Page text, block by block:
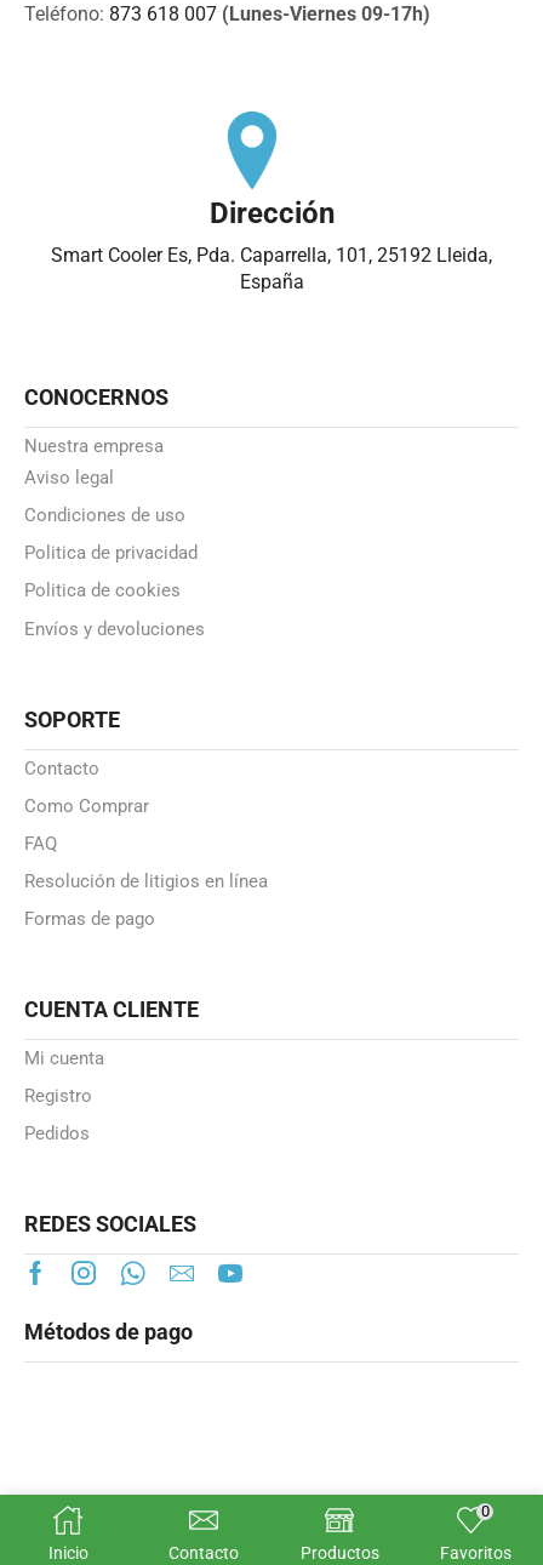
Inicio Contacto Productos
0
Favoritos
Teléfono: 873 618 007 (Lunes-Viernes 09-17h)
Dirección
Smart Cooler Es, Pda. Caparrella, 101, 25192 Lleida,
España
CONOCERNOS
Nuestra empresa
Aviso legal
Condiciones de uso
Politica de privacidad
Politica de cookies
Envíos y devoluciones
SOPORTE
Contacto
Como Comprar
FAQ
Resolución de litigios en línea
Formas de pago
CUENTA CLIENTE
Mi cuenta
Registro
Pedidos
REDES SOCIALES
Métodos de pago
© Smartheater.es 2025